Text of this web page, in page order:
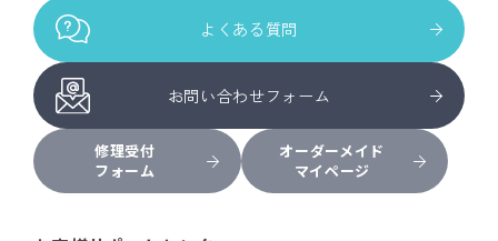
よくある質問
お問い合わせフォーム
修理受付
フォーム
オーダーメイド
マイページ